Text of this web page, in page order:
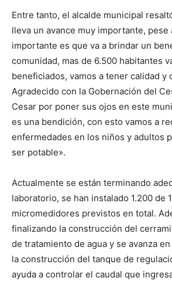
Entre tanto, el alcalde municipal
lleva un avance muy importante, pese
importante es que va a brindar un
comunidad, mas de 6.500 habitantes
beneficiados, vamos a tener calidad y
Agradecido con la Gobernación del
Cesar por poner sus ojos en este
es una bendición, con esto vamos a
enfermedades en los niños y adultos
ser potable».
Actualmente se están terminando
laboratorio, se han instalado 1.200 de
micromedidores previstos en total.
finalizando la construcción del
de tratamiento de agua y se avanza
la construcción del tanque de
ayuda a controlar el caudal que